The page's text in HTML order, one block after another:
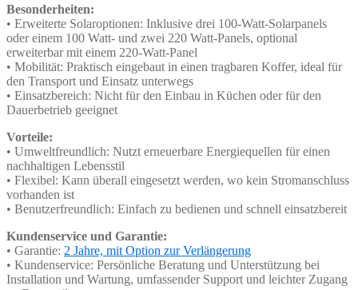
Besonderheiten:
• Erweiterte Solaroptionen: Inklusive drei 100-Watt-Solarpanels
oder einem 100 Watt- und zwei 220 Watt-Panels, optional
erweiterbar mit einem 220-Watt-Panel
• Mobilität: Praktisch eingebaut in einen tragbaren Koffer, ideal für
den Transport und Einsatz unterwegs
• Einsatzbereich: Nicht für den Einbau in Küchen oder für den
Dauerbetrieb geeignet
Vorteile:
• Umweltfreundlich: Nutzt erneuerbare Energiequellen für einen
nachhaltigen Lebensstil
• Flexibel: Kann überall eingesetzt werden, wo kein Stromanschluss
vorhanden ist
• Benutzerfreundlich: Einfach zu bedienen und schnell einsatzbereit
Kundenservice und Garantie:
• Garantie: 2 Jahre, mit Option zur Verlängerung
• Kundenservice: Persönliche Beratung und Unterstützung bei
Installation und Wartung, umfassender Support und leichter Zugang